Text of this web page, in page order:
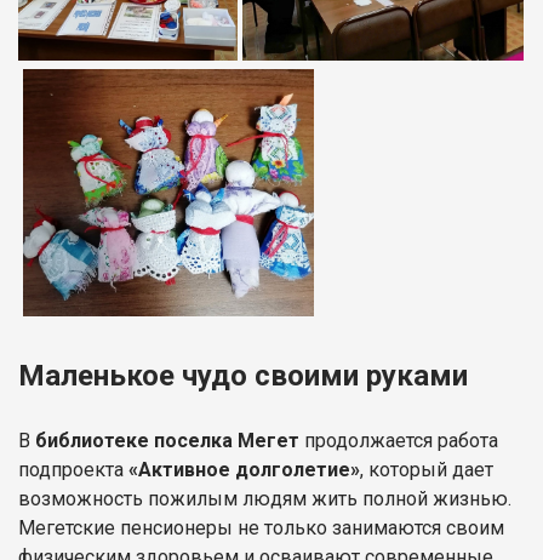
Маленькое чудо своими руками
В библиотеке поселка Мегет продолжается работа
подпроекта «Активное долголетие», который дает
возможность пожилым людям жить полной жизнью.
Мегетские пенсионеры не только занимаются своим